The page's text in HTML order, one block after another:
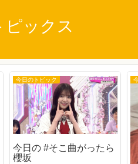
ピックス
今日のトピック
今日の #そこ曲がったら
櫻坂